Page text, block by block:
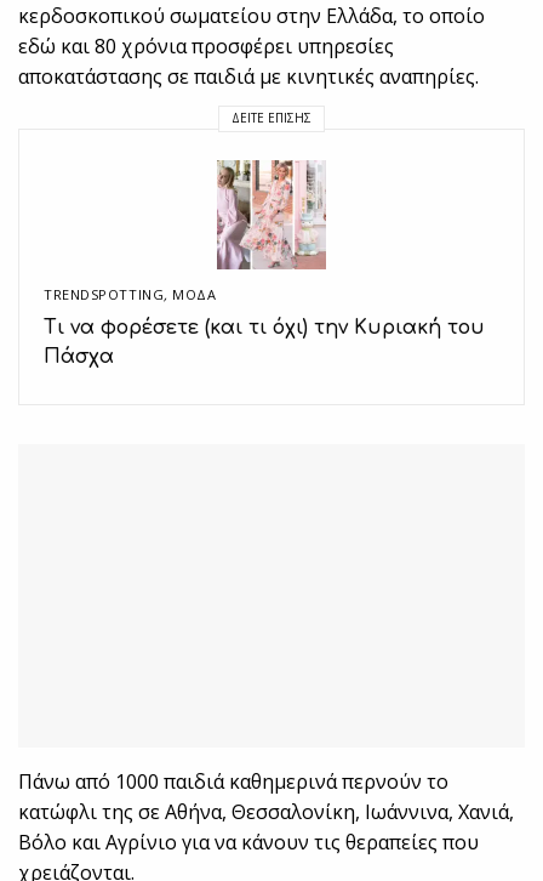
κερδοσκοπικού σωματείου στην Ελλάδα, το οποίο
εδώ και 80 χρόνια προσφέρει υπηρεσίες
αποκατάστασης σε παιδιά με κινητικές αναπηρίες.
ΔΕΊΤΕ ΕΠΊΣΗΣ
TRENDSPOTTING, ΜΟΔΑ
Τι να φορέσετε (και τι όχι) την Κυριακή του
Πάσχα
Πάνω από 1000 παιδιά καθημερινά περνούν το
κατώφλι της σε Αθήνα, Θεσσαλονίκη, Ιωάννινα, Χανιά,
Βόλο και Αγρίνιο για να κάνουν τις θεραπείες που
χρειάζονται.